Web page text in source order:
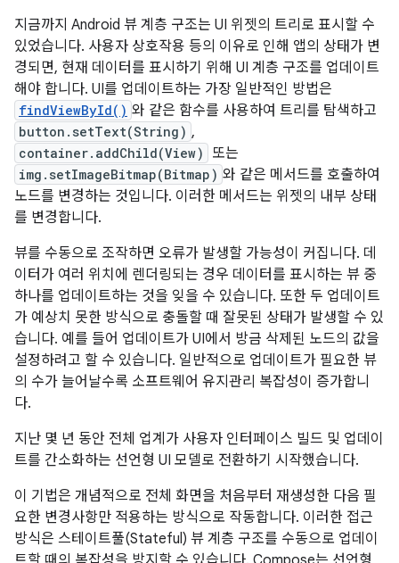
지금까지 Android 뷰 계층 구조는 UI 위젯의 트리로 표시할 수
있었습니다. 사용자 상호작용 등의 이유로 인해 앱의 상태가 변
경되면, 현재 데이터를 표시하기 위해 UI 계층 구조를 업데이트
해야 합니다. UI를 업데이트하는 가장 일반적인 방법은
findViewById() 와 같은 함수를 사용하여 트리를 탐색하고
button.setText(String) ,
container.addChild(View) 또는
img.setImageBitmap(Bitmap) 와 같은 메서드를 호출하여
노드를 변경하는 것입니다. 이러한 메서드는 위젯의 내부 상태
를 변경합니다.
뷰를 수동으로 조작하면 오류가 발생할 가능성이 커집니다. 데
이터가 여러 위치에 렌더링되는 경우 데이터를 표시하는 뷰 중
하나를 업데이트하는 것을 잊을 수 있습니다. 또한 두 업데이트
가 예상치 못한 방식으로 충돌할 때 잘못된 상태가 발생할 수 있
습니다. 예를 들어 업데이트가 UI에서 방금 삭제된 노드의 값을
설정하려고 할 수 있습니다. 일반적으로 업데이트가 필요한 뷰
의 수가 늘어날수록 소프트웨어 유지관리 복잡성이 증가합니
다.
지난 몇 년 동안 전체 업계가 사용자 인터페이스 빌드 및 업데이
트를 간소화하는 선언형 UI 모델로 전환하기 시작했습니다.
이 기법은 개념적으로 전체 화면을 처음부터 재생성한 다음 필
요한 변경사항만 적용하는 방식으로 작동합니다. 이러한 접근
방식은 스테이트풀(Stateful) 뷰 계층 구조를 수동으로 업데이